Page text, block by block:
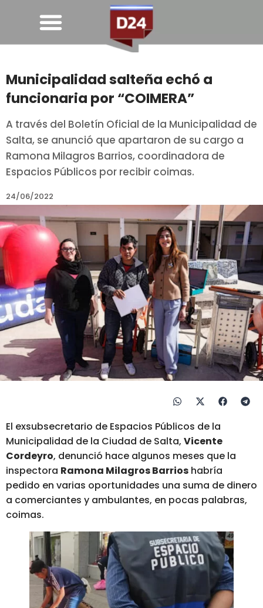
Municipalidad salteña echó a
funcionaria por “COIMERA”
A través del Boletín Oficial de la Municipalidad de
Salta, se anunció que apartaron de su cargo a
Ramona Milagros Barrios, coordinadora de
Espacios Públicos por recibir coimas.
24/06/2022
El exsubsecretario de Espacios Públicos de la
Municipalidad de la Ciudad de Salta, Vicente
Cordeyro, denunció hace algunos meses que la
inspectora Ramona Milagros Barrios habría
pedido en varias oportunidades una suma de dinero
a comerciantes y ambulantes, en pocas palabras,
coimas.